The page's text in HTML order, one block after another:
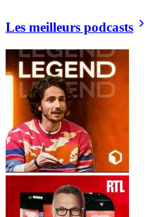
Les meilleurs podcasts